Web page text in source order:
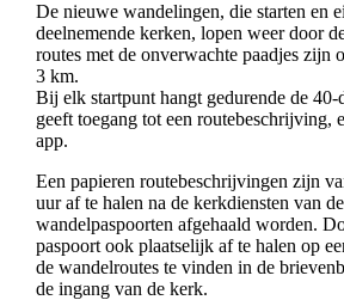
De nieuwe wandelingen, die starten en
deelnemende kerken, lopen weer door
routes met de onverwachte paadjes
3 km.
Bij elk startpunt hangt gedurende de
geeft toegang tot een routebeschrijving,
app.
Een papieren routebeschrijvingen zijn
uur af te halen na de kerkdiensten van
wandelpaspoorten afgehaald worden.
paspoort ook plaatselijk af te halen op
de wandelroutes te vinden in de
de ingang van de kerk.